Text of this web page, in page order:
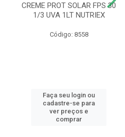
CREME PROT SOLAR FPS 30
1/3 UVA 1LT NUTRIEX
Código: 8558
Faça seu login ou
cadastre-se para
ver preços e
comprar